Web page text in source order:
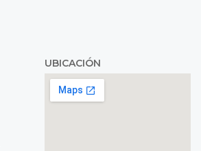
UBICACIÓN